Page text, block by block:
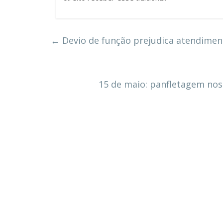
← Devio de função prejudica
15 de maio: panfletagem